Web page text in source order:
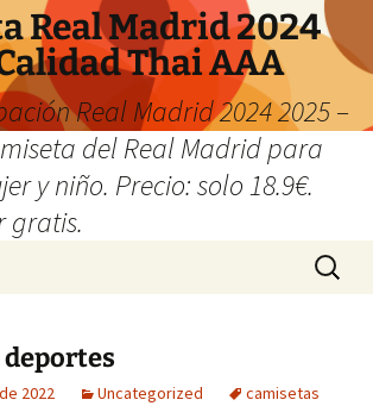
Real Madrid 2024
Thai AAA
Real Madrid 2024 2025 –
del Real Madrid para
y niño. Precio: solo 18.9€.
gratis.
Buscar:
deportes
2022 Uncategorized
camisetas